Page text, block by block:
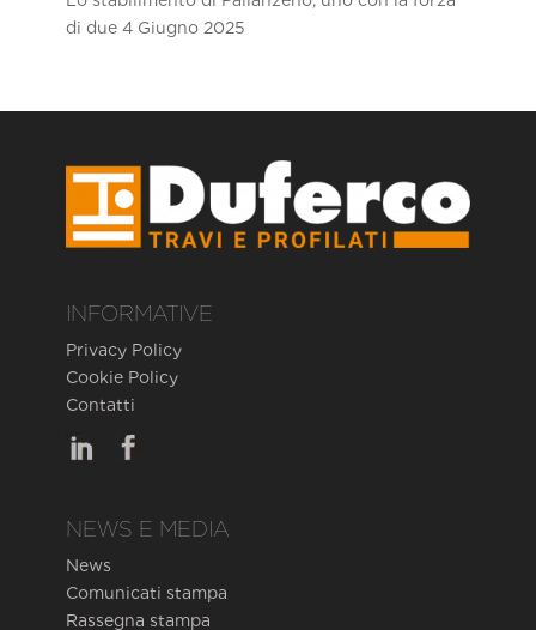
di due 4 Giugno 2025
INFORMATIVE
Privacy Policy
Cookie Policy
Contatti
NEWS E MEDIA
News
Comunicati stampa
Rassegna stampa